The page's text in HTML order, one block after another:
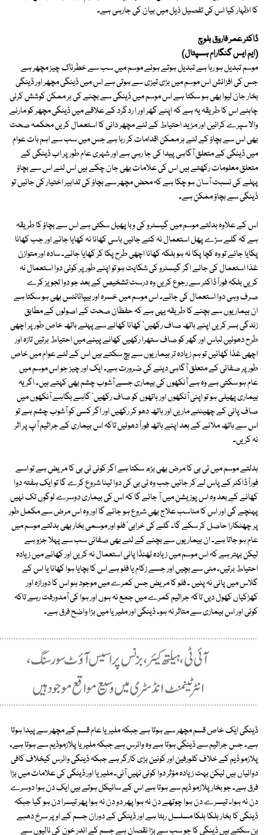
کا اظہار کیا اس کی تفصیل ذیل میں بیان کی جارہی ہے۔
ڈاکٹر عمر فاروق بلوچ
(ایم ایس گنگارام ہسپتال)
موسم تبدیل ہو رہا ہے تبدیل ہوتے ہوئے موسم میں سب سے خطرناک چیز مچھر ہے
جس کی افزائش اس موسم میں بڑی تیزی سے ہوتی ہے اس میں ڈینگی مچھر اور ڈینگی
بخار جان لیوا بھی ہو سکتا ہے اس موسم میں ڈینگی سے بچنے کی ہر ممکن کوشش کرنی
چاہئے اس کا طریقہ یہ ہے کہ اپنے گھر اور ا ردگرد کے علاقے میں ڈینگی مچھر کو مارنے
والا سپرے کرائیں اور مزید احتیاط کے لئے مچھر دانی کا استعمال کریں محکمہ صحت
بھی اس سے بچاؤ کے لئے ہر ممکن اقدامات کر رہا ہے جس میں سب سے اہم بات عوام
میں ڈینگی کے متعلق آگاہی پیدا کی جا رہی ہے اور شہری عام طور پر اب ڈینگی کے
متعلق معلومات رکھتے ہیں اس کی علامات بھی جان چکے ہیں اس لئے اس سے بچاؤ
پہلے کی نسبت آسان ہو چکا ہے کہ محض مچھر سے بچاؤ کی تدابیر اختیار کی جائیں تو
ڈینگی سے بچاؤ ممکن ہے۔
اس کے علاوہ بدلتے موسم میں گیسٹرو کی وبا پھیل سکتی ہے اس سے بچاؤ کا طریقہ
ہے کہ گلے سڑے پھل استعمال نہ کئے جائیں باسی کھانا نہ کھایا جائے اور جب کھانا
پکایا جائے تو وہ کچا پکا نہ ہو بلکہ کھانا اچھی طرح پکا کر کھایا جائے۔ سادہ اور متوازن
غذا استعمال کی جائے اگر گیسٹرو کی شکایت ہو تو اپنے طور پر کوئی دوا استعمال نہ
کریں بلکہ فوراً ڈاکٹر سے رجوع کریں وہ درست تشخیص کے بعد جو دوا تجویز کرے
صرف وہی دوا استعمال کی جائے۔ اس موسم میں خسرہ اور ہیپاٹائٹس بھی ہو سکتا ہے
ان بیماریوں سے بچنے کا طریقہ یہی ہے کہ حفظان صحت کے اصولوں کے مطابق
زندگی بسر کریں اپنے ہاتھ صاف رکھیں' کھانا کھانے سے پہلے ہاتھ خاص طور پر اچھی
طرح دھوئیں لباس اور گھر کو صاف ستھرا رکھیں کھانے پینے میں احتیاط برتیں تازہ اور
اچھی غذا کھائیں تو ہم زیادہ تر بیماریوں سے بچ سکتے ہیں اس کے لئے عوام میں خاص
طور پر صفائی کے متعلق آگاہی دینے کی ضرورت ہے۔ ایک اور چیز جو اس موسم میں
عام ہو سکتی ہے وہ ہے آنکھوں کی بیماری جسے آشوب چشم بھی کہتے ہیں۔ اگر یہ
بیماری پھیلی ہو تو اپنی آنکھوں اور ہاتھوں کو صاف رکھیں' گاہے بگاہے آنکھوں میں
صاف پانی کے چھینٹے ماریں اور ہاتھ دھو کر رکھیں اور اگر کسی کو آشوب چشم ہے تو
اس سے ہاتھ ملانے کے بعد اپنے ہاتھ فوراً دھوئیں تاکہ اس بیماری کے جراثیم آپ پر اثر
نہ کریں۔
بدلتے موسم میں ٹی بی کا مرض بھی بڑھ سکتا ہے اگر کوئی ٹی بی کا مریض ہے تو اسے
فوراً ڈاکٹر کے پاس لے کر جائیں جب وہ ٹی بی کی دوا لینا شروع کرے گا تو ایک ہفتہ دوا
کھانے کے بعد وہ اس پوزیشن میں آ جائے گا کہ اس کی بیماری دوسرے لوگوں تک نہیں
پہنچے گی اور اس کا مناسب علاج بھی شروع ہو جائے گا اور وہ اس مرض سے مکمل طور
پر چھٹکارا حاصل کر سکے گا۔ گلے کی خرابی' فلو اور موسمی بخار بھی بدلتے موسم میں
عام ہو جاتا ہے۔ ان بیماریوں سے بچنے کے لئے بھی صفائی سب سے پہلا جزو ہے
لیکن بہتر ہے کہ اس موسم میں زیادہ ٹھنڈا پانی استعمال نہ کریں اور کھانے میں زیادہ
احتیاط برتیں۔ مٹی سے بچیں اور جسے زکام یا فلو ہے اس کا بچایا ہوا کھانا یا اس کے
گلاس میں پانی نہ پئیں ۔ فلو کا مریض جس کمرے میں موجود ہو اس کا دورازہ اور
کھڑکیاں کھول دیں تاکہ جراثیم کمرے میں جمع نہ ہوں اور ہوا کی آمدورفت رہے تاکہ
کوئی اور اس بیماری سے متاثر نہ ہو۔ ڈینگی اور ملیریا میں بڑا واضح فرق ہے۔
ڈینگی ایک خاص قسم مچھر سے ہوتا ہے جبکہ ملیریا عام قسم کے مچھر سے پیدا ہوتا
ہے۔ جس جراثیم سے ڈینگی ہوتا ہے وہ وائرس ہے جبکہ ملیریا پلازموڈیم سے ہوتا ہے۔
پلازمو ڈیم کے خلاف کلورفین اور کونین بڑی کارگر ہے جبکہ ڈینگی وائرس کیخلاف کافی
دوائیاں ہیں لیکن بہت زیادہ مؤثر دوا کوئی نہیں آئی۔ ملیریا اور ڈینگی کی علامات میں بڑا
فرق ہے۔ جو بخار پلازمو ڈیم سے ہوتا ہے اس کے سائیکل ہوتے ہیں ایک دن ہوا دوسرے
دن نہ ہوا۔ تیسرے دن ہوا چوتھے دن نہ ہوا پھر دو دن نہ ہوا پھر تیسرا دن ہو گیا جبکہ
ڈینگی کا بخار ہلکا ہلکا مسلسل رہتا ہے اور ڈینگی کے دوران جسم کے اوپر سرخ دھبے
بن سکتے ہیں ڈینگی کا جو سب سے بڑا نقصان ہے جسم کے اندر خون کی نالیوں سے